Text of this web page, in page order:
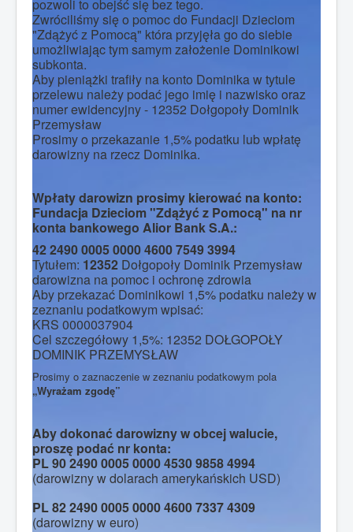
pozwoli to obejść się bez tego.
Zwróciliśmy się o pomoc do Fundacji Dzieciom
"Zdążyć z Pomocą" która przyjęła go do siebie
umożliwiając tym samym założenie Dominikowi
subkonta.
Aby pieniążki trafiły na konto Dominika w tytule
przelewu należy podać jego imię i nazwisko oraz
numer ewidencyjny - 12352 Dołgopoły Dominik
Przemysław
Prosimy o przekazanie 1,5% podatku lub wpłatę
darowizny na rzecz Dominika.
Wpłaty darowizn prosimy kierować na konto:
Fundacja Dzieciom "Zdążyć z Pomocą" na nr
konta bankowego Alior Bank S.A.:
42 2490 0005 0000 4600 7549 3994
Tytułem: 12352 Dołgopoły Dominik Przemysław
darowizna na pomoc i ochronę zdrowia
Aby przekazać Dominikowi 1,5% podatku należy w
zeznaniu podatkowym wpisać:
KRS 0000037904
Cel szczegółowy 1,5%: 12352 DOŁGOPOŁY
DOMINIK PRZEMYSŁAW
Prosimy o zaznaczenie w zeznaniu podatkowym pola
„Wyrażam zgodę”
Aby dokonać darowizny w obcej walucie,
proszę podać nr konta:
PL 90 2490 0005 0000 4530 9858 4994
(darowizny w dolarach amerykańskich USD)
PL 82 2490 0005 0000 4600 7337 4309
(darowizny w euro)